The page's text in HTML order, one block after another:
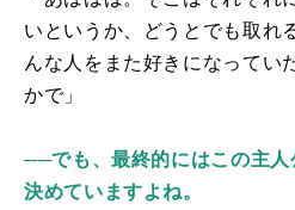
いというか、どうとでも取れ
んな人をまた好きになってい
かで」
──でも、最終的にはこの主人
決めていますよね。